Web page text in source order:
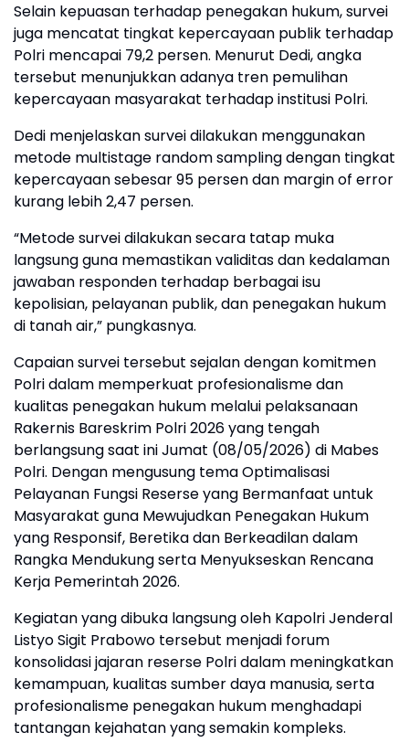
Selain kepuasan terhadap penegakan hukum, survei
juga mencatat tingkat kepercayaan publik terhadap
Polri mencapai 79,2 persen. Menurut Dedi, angka
tersebut menunjukkan adanya tren pemulihan
kepercayaan masyarakat terhadap institusi Polri.
Dedi menjelaskan survei dilakukan menggunakan
metode multistage random sampling dengan tingkat
kepercayaan sebesar 95 persen dan margin of error
kurang lebih 2,47 persen.
“Metode survei dilakukan secara tatap muka
langsung guna memastikan validitas dan kedalaman
jawaban responden terhadap berbagai isu
kepolisian, pelayanan publik, dan penegakan hukum
di tanah air,” pungkasnya.
Capaian survei tersebut sejalan dengan komitmen
Polri dalam memperkuat profesionalisme dan
kualitas penegakan hukum melalui pelaksanaan
Rakernis Bareskrim Polri 2026 yang tengah
berlangsung saat ini Jumat (08/05/2026) di Mabes
Polri. Dengan mengusung tema Optimalisasi
Pelayanan Fungsi Reserse yang Bermanfaat untuk
Masyarakat guna Mewujudkan Penegakan Hukum
yang Responsif, Beretika dan Berkeadilan dalam
Rangka Mendukung serta Menyukseskan Rencana
Kerja Pemerintah 2026.
Kegiatan yang dibuka langsung oleh Kapolri Jenderal
Listyo Sigit Prabowo tersebut menjadi forum
konsolidasi jajaran reserse Polri dalam meningkatkan
kemampuan, kualitas sumber daya manusia, serta
profesionalisme penegakan hukum menghadapi
tantangan kejahatan yang semakin kompleks.